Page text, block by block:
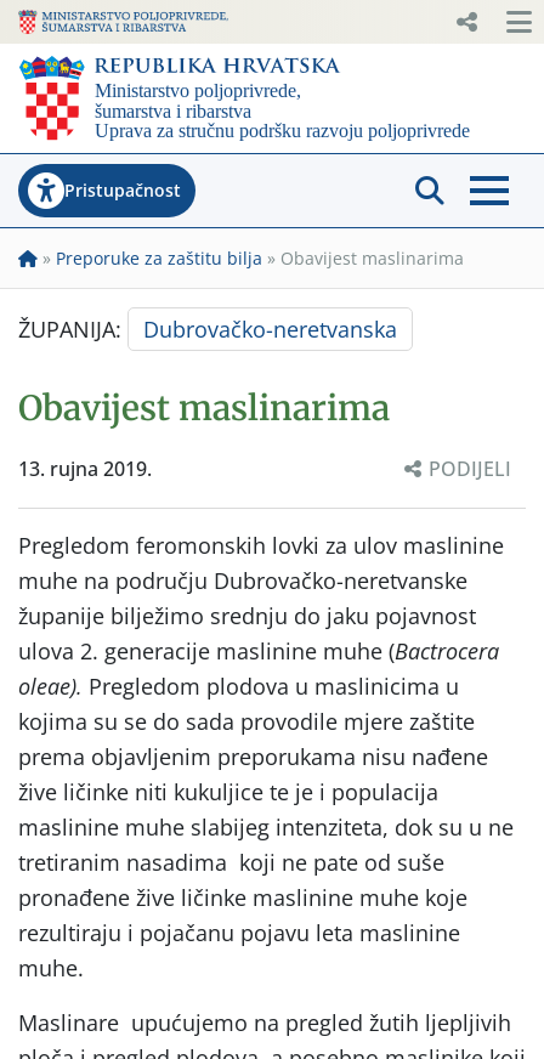
Pristupačnost
» Preporuke za zaštitu bilja » Obavijest maslinarima
ŽUPANIJA: Dubrovačko-neretvanska
Obavijest maslinarima
13. rujna 2019. PODIJELI
Pregledom feromonskih lovki za ulov maslinine
muhe na području Dubrovačko-neretvanske
županije bilježimo srednju do jaku pojavnost
ulova 2. generacije maslinine muhe (Bactrocera
oleae). Pregledom plodova u maslinicima u
kojima su se do sada provodile mjere zaštite
prema objavljenim preporukama nisu nađene
žive ličinke niti kukuljice te je i populacija
maslinine muhe slabijeg intenziteta, dok su u ne
tretiranim nasadima koji ne pate od suše
pronađene žive ličinke maslinine muhe koje
rezultiraju i pojačanu pojavu leta maslinine
muhe.
Maslinare upućujemo na pregled žutih ljepljivih